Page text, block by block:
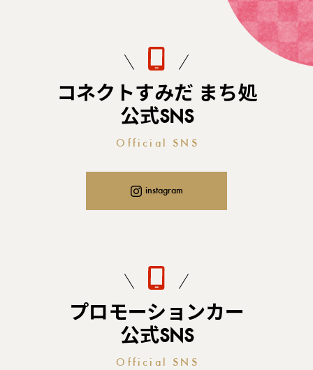
コネクトすみだ まち処
公式SNS
Official SNS
instagram
プロモーションカー
公式SNS
Official SNS